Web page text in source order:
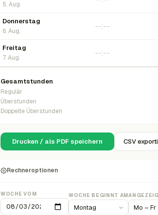
5. Aug.
Donnerstag
6. Aug.
Freitag
7. Aug.
Gesamtstunden
Regulär
Überstunden
Doppelte Überstunden
Drucken / als PDF speichern CSV
Rechneroptionen
WOCHE VOM WOCHE BEGINNT AM